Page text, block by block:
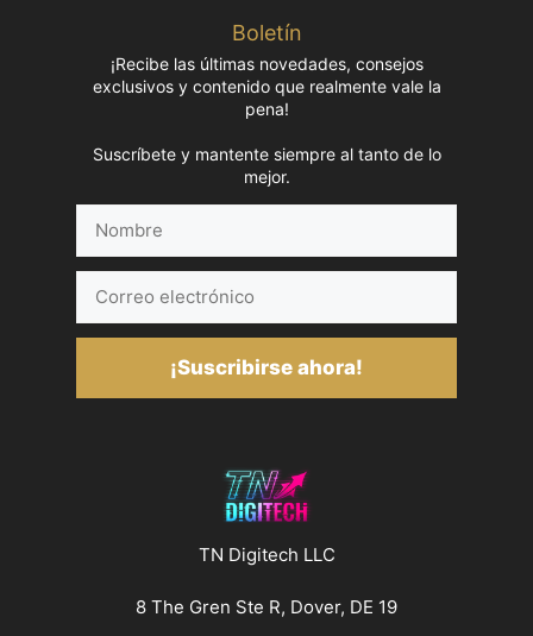
Boletín
¡Recibe las últimas novedades, consejos
exclusivos y contenido que realmente vale la
pena!
Suscríbete y mantente siempre al tanto de lo
mejor.
electrónico
¡Suscribirse ahora!
TN Digitech LLC
8 The Gren Ste R, Dover, DE 19